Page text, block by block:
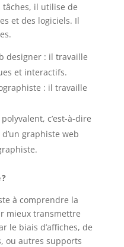
il utilise de
et des logiciels. Il
designer : il travaille
et interactifs.
: il travaille
c’est-à-dire
graphiste web
à comprendre la
mieux transmettre
le biais d’affiches, de
ou autres supports